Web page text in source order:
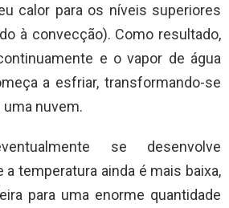
calor para os níveis superiores
à convecção). Como resultado,
e o vapor de água
a esfriar, transformando-se
nuvem.
se desenvolve
temperatura ainda é mais baixa,
para uma enorme quantidade